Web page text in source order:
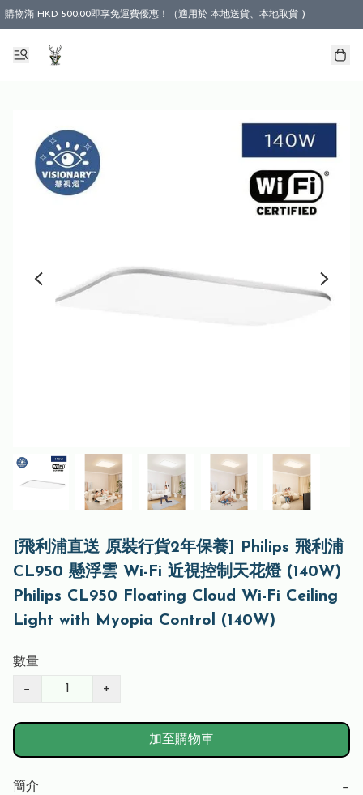
購物滿 HKD 500.00即享免運費優惠！（適用於 本地送貨、本地取貨 )
[飛利浦直送 原裝行貨2年保養] Philips 飛利浦
CL950 懸浮雲 Wi-Fi 近視控制天花燈 (140W)
Philips CL950 Floating Cloud Wi-Fi Ceiling
Light with Myopia Control (140W)
數量
− +
加至購物車
簡介 −